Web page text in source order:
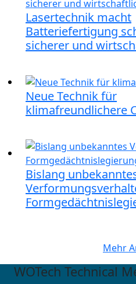
Lasertechnik macht
Batteriefertigung
sicherer und
Neue Technik für
klimafreundlichere
Bislang
Mehr
WOTech Technical